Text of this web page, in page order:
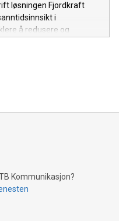
løsningen Fjordkraft
i
å redusere og
Kommunikasjon?